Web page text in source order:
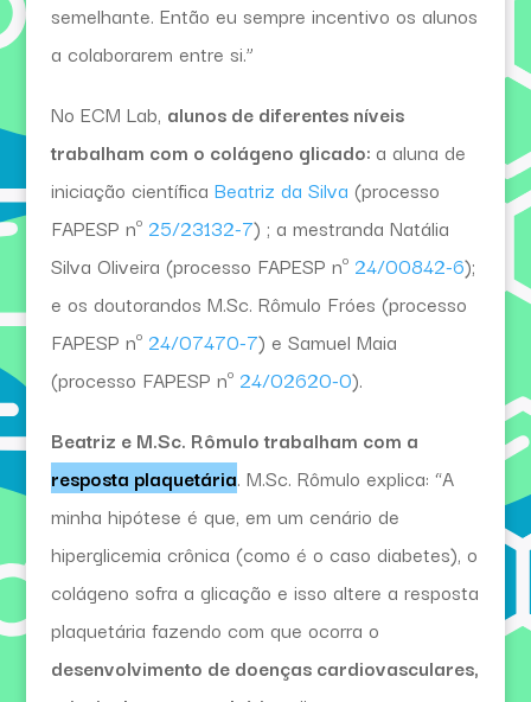
semelhante. Então eu sempre incentivo os alunos
a colaborarem entre si.”
No ECM Lab, alunos de diferentes níveis
trabalham com o colágeno glicado: a aluna de
iniciação científica Beatriz da Silva (processo
FAPESP nº 25/23132-7) ; a mestranda Natália
Silva Oliveira (processo FAPESP nº 24/00842-6);
e os doutorandos M.Sc. Rômulo Fróes (processo
FAPESP nº 24/07470-7) e Samuel Maia
(processo FAPESP nº 24/02620-0).
Beatriz e M.Sc. Rômulo trabalham com a
resposta plaquetária. M.Sc. Rômulo explica: “A
minha hipótese é que, em um cenário de
hiperglicemia crônica (como é o caso diabetes), o
colágeno sofra a glicação e isso altere a resposta
plaquetária fazendo com que ocorra o
desenvolvimento de doenças cardiovasculares,